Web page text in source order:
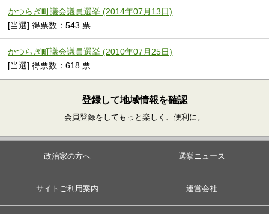
かつらぎ町議会議員選挙 (2014年07月13日)
[当選] 得票数：543 票
かつらぎ町議会議員選挙 (2010年07月25日)
[当選] 得票数：618 票
登録して地域情報を確認
会員登録をしてもっと楽しく、便利に。
政治家の方へ 選挙ニュース
サイトご利用案内 運営会社